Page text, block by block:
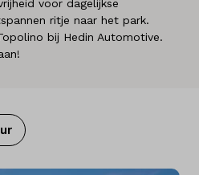
voor dagelijkse
ritje naar het park.
bij Hedin Automotive.